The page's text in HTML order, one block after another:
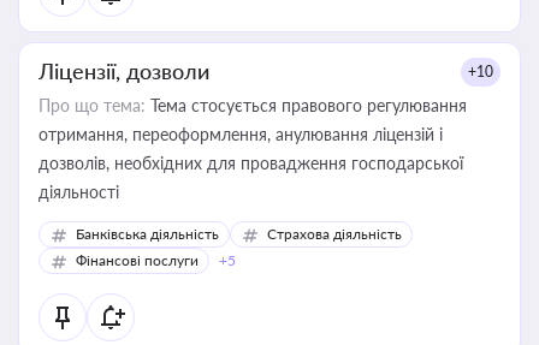
Ліцензії, дозволи +10
Про що тема: Тема стосується правового регулювання
отримання, переоформлення, анулювання ліцензій і
дозволів, необхідних для провадження господарської
діяльності
Банківська діяльність
Страхова діяльність
Фінансові послуги
+5